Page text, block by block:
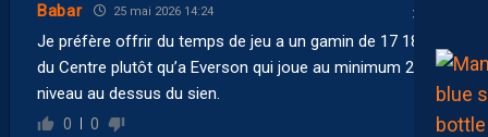
Babar 25 mai 2026 14:24
Je préfère offrir du temps de jeu a un gamin de 17 18 ans
du Centre plutôt qu’a Everson qui joue au minimum 2
niveau au dessus du sien.
0 0